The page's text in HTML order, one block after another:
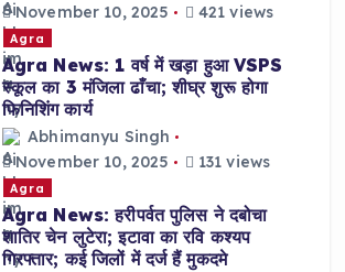
November 10, 2025
421 views
Agra
Agra News: 1 वर्ष में खड़ा हुआ VSPS
स्कूल का 3 मंजिला ढाँचा; शीघ्र शुरू होगा
फिनिशिंग कार्य
Abhimanyu Singh
November 10, 2025
131 views
Agra
Agra News: हरीपर्वत पुलिस ने दबोचा
शातिर चेन लुटेरा; इटावा का रवि कश्यप
गिरफ्तार; कई जिलों में दर्ज हैं मुकदमे